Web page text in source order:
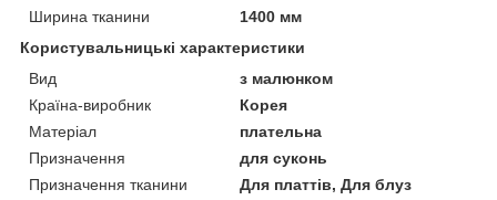
Ширина тканини
1400 мм
Користувальницькі характеристики
Вид
з малюнком
Країна-виробник
Корея
Матеріал
плательна
Призначення
для суконь
Призначення тканини
Для платтів, Для блуз